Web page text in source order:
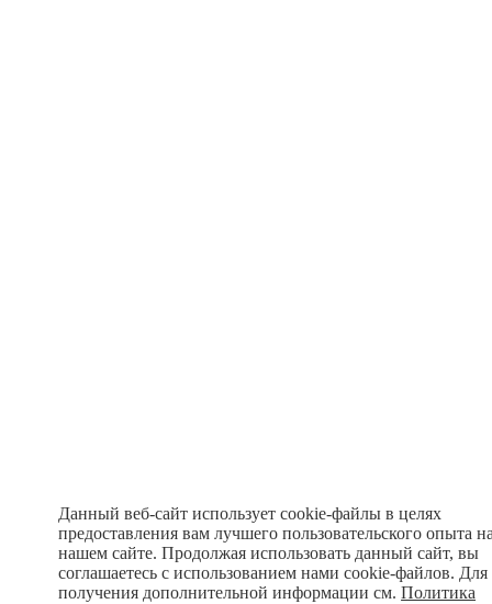
Данный веб-сайт использует cookie-файлы в целях
предоставления вам лучшего пользовательского опыта
нашем сайте. Продолжая использовать данный сайт, вы
соглашаетесь с использованием нами cookie-файлов. Для
получения дополнительной информации см.Политика